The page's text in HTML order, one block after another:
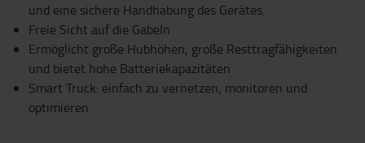
und eine sichere Handhabung des Gerätes.
Freie Sicht auf die Gabeln
Ermöglicht große Hubhöhen, große Resttragfähigkeiten
und bietet hohe Batteriekapazitäten
Smart Truck: einfach zu vernetzen, monitoren und
optimieren